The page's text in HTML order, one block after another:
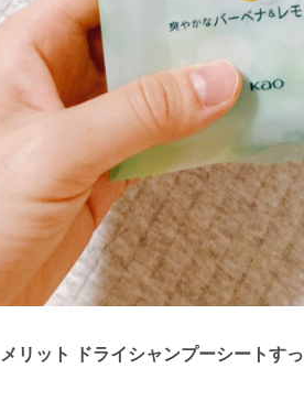
メリット ドライシャンプーシートす